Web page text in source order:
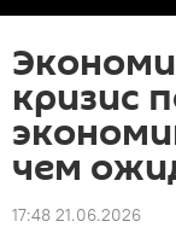
кризис
чем
17:48 21.06.2026